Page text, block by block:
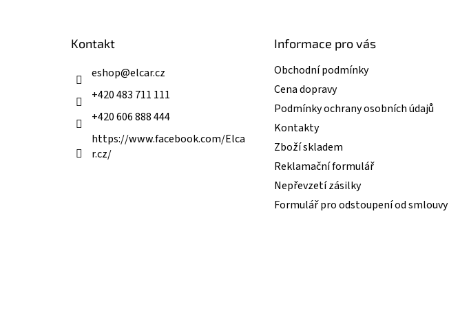
Kontakt
eshop@elcar.cz
+420 483 711 111
+420 606 888 444
https://www.facebook.com/Elca
r.cz/
Informace pro vás
Obchodní podmínky
Cena dopravy
Podmínky ochrany osobních údajů
Kontakty
Zboží skladem
Reklamační formulář
Nepřevzetí zásilky
Formulář pro odstoupení od smlouvy